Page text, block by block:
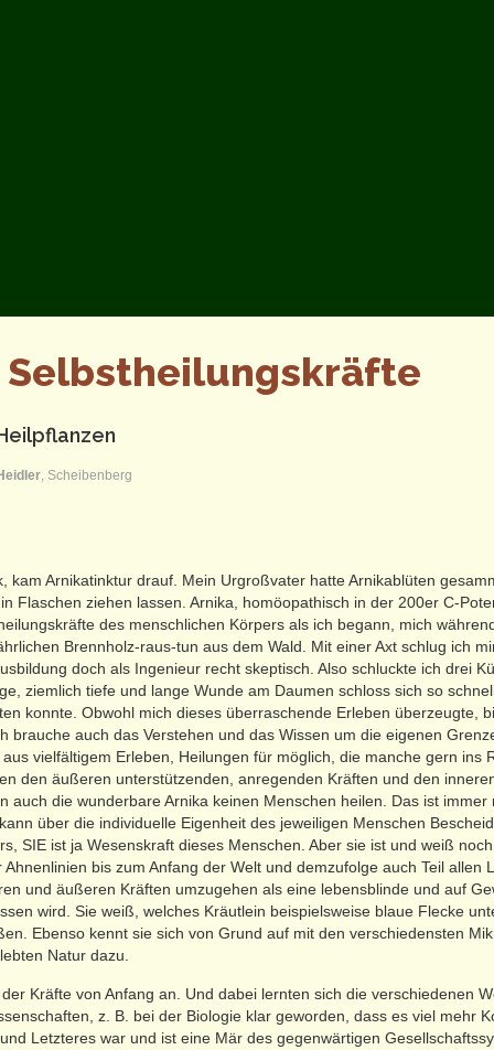
Selbstheilungskräfte
, Scheibenberg
kam Arnikatinktur drauf. Mein Urgroßvater hatte Arnikablüten
Flaschen ziehen lassen. Arnika, homöopathisch in der 200er C-
des menschlichen Körpers als ich begann, mich
Brennholz-raus-tun aus dem Wald. Mit einer Axt schlug ich
doch als Ingenieur recht skeptisch. Also schluckte ich drei
ziemlich tiefe und lange Wunde am Daumen schloss sich so
konnte. Obwohl mich dieses überraschende Erleben überzeugte,
brauche auch das Verstehen und das Wissen um die eigenen
vielfältigem Erleben, Heilungen für möglich, die manche gern ins
den äußeren unterstützenden, anregenden Kräften und den
auch die wunderbare Arnika keinen Menschen heilen. Das ist
über die individuelle Eigenheit des jeweiligen Menschen
SIE ist ja Wesenskraft dieses Menschen. Aber sie ist und weiß
bis zum Anfang der Welt und demzufolge auch Teil allen
und äußeren Kräften umzugehen als eine lebensblinde und auf
wird. Sie weiß, welches Kräutlein beispielsweise blaue Flecke
Ebenso kennt sie sich von Grund auf mit den verschiedensten
Natur dazu.
Kräfte von Anfang an. Und dabei lernten sich die verschiedenen
z. B. bei der Biologie klar geworden, dass es viel mehr
Letzteres war und ist eine Mär des gegenwärtigen